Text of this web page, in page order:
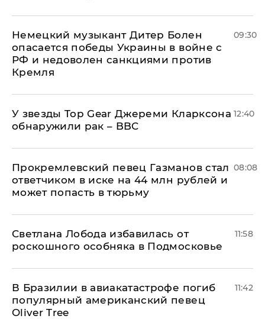
Немецкий музыкант Дитер Болен
опасается победы Украины в войне с
РФ и недоволен санкциями против
Кремля
09:30
У звезды Top Gear Джереми Кларксона
обнаружили рак – BBC
12:40
Прокремлевский певец Газманов стал
ответчиком в иске на 44 млн рублей и
может попасть в тюрьму
08:08
Светлана Лобода избавилась от
роскошного особняка в Подмосковье
11:58
В Бразилии в авиакатастрофе погиб
популярный американский певец
Oliver Tree
11:42